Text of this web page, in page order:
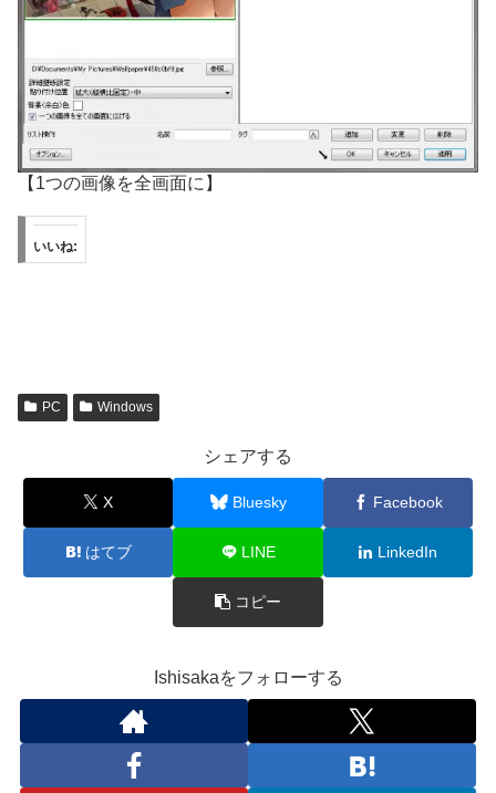
【1つの画像を全画面に】
いいね:
PC Windows
シェアする
X Bluesky Facebook
はてブ LINE LinkedIn
コピー
Ishisakaをフォローする